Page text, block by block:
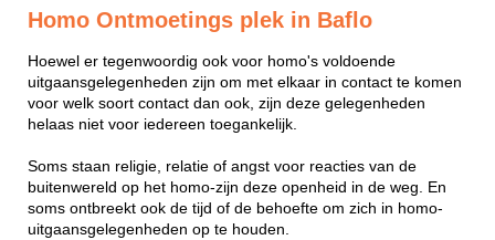
Homo Ontmoetings plek in Baflo
Hoewel er tegenwoordig ook voor homo's voldoende
uitgaansgelegenheden zijn om met elkaar in contact te komen
voor welk soort contact dan ook, zijn deze gelegenheden
helaas niet voor iedereen toegankelijk.
Soms staan religie, relatie of angst voor reacties van de
buitenwereld op het homo-zijn deze openheid in de weg. En
soms ontbreekt ook de tijd of de behoefte om zich in homo-
uitgaansgelegenheden op te houden.